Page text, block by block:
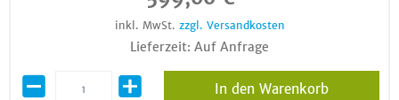
inkl. MwSt. zzgl. Versandkosten
Lieferzeit: Auf Anfrage
In den Warenkorb